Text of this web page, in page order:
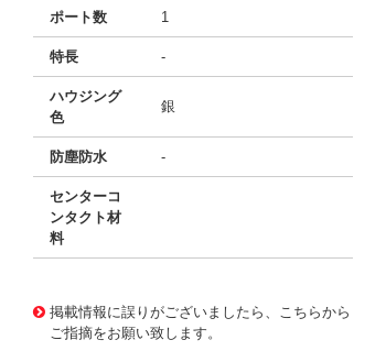
ポート数 1
特長 -
ハウジング
色
銀
防塵防水 -
センターコ
ンタクト材
料
掲載情報に誤りがございましたら、こちらから
ご指摘をお願い致します。